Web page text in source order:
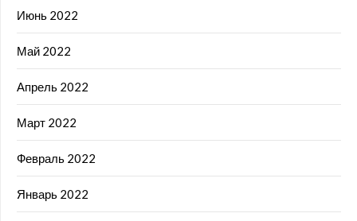
Июнь 2022
Май 2022
Апрель 2022
Март 2022
Февраль 2022
Январь 2022